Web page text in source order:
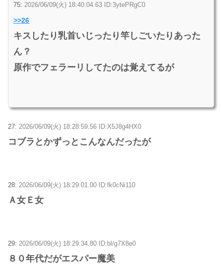
75: 2026/06/09(火) 18:40:04.63 ID:3ytePRgC0
>>26
キスしたり乳首いじったり竿しごいたりあった
ん？
原作でフェラーリしてたのは覚えてるが
27: 2026/06/09(火) 18:28:59.56 ID:X5J8g4HX0
コブラとかずっとこんなんだったが
28: 2026/06/09(火) 18:29:01.00 ID:fk0cNi110
Ａ女Ｅ女
29: 2026/06/09(火) 18:29:34.80 ID:bl/g7X8e0
８０年代だがエスパー魔美